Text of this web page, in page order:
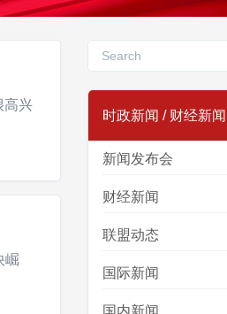
高兴
崛
时政新闻 / 财经新闻
新闻发布会
财经新闻
联盟动态
国际新闻
国内新闻